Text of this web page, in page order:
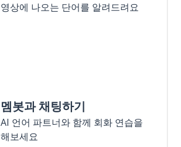
영상에 나오는 단어를 알려드려요
멤봇과 채팅하기
AI 언어 파트너와 함께 회화 연습을
해보세요